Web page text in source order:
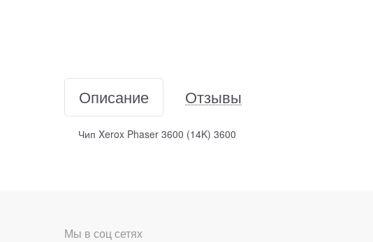
Описание Отзывы
Чип Xerox Phaser 3600 (14K) 3600
Мы в соц сетях